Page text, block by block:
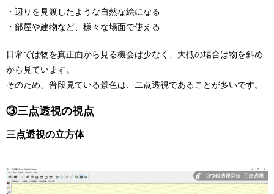
・辺りを見渡したような自然な絵になる
・部屋や建物など、様々な場面で使える
日常では物を真正面から見る機会は少なく、大抵の場合は物を斜め
から見ています。
そのため、普段見ている景色は、二点透視であることが多いです。
③三点透視の視点
三点透視の立方体